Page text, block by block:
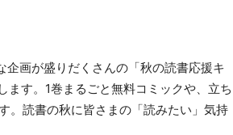
画が盛りだくさんの「秋の読書応援キ
す。1巻まるごと無料コミックや、立ち
。読書の秋に皆さまの「読みたい」気持